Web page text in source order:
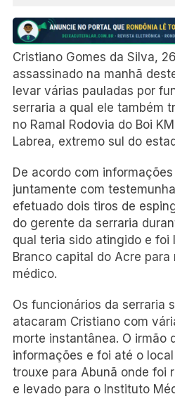
Cristiano Gomes da Silva,
assassinado na manhã
levar várias pauladas por
serraria a qual ele também
no Ramal Rodovia do Boi
Labrea, extremo sul do
De acordo com
juntamente com
efetuado dois tiros de
do gerente da serraria
qual teria sido atingido e foi
Branco capital do Acre
médico.
Os funcionários da serraria
atacaram Cristiano com
morte instantânea. O irmão
informações e foi até o
trouxe para Abunã onde foi
e levado para o Instituto